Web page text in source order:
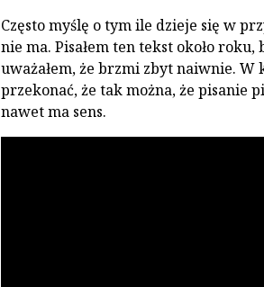
Często myślę o tym ile dzieje się w
nie ma. Pisałem ten tekst około roku,
uważałem, że brzmi zbyt naiwnie. W
przekonać, że tak można, że pisanie
nawet ma sens.